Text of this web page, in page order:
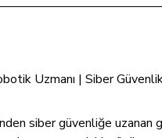
Uzmanı | Siber
siber güvenliğe uzanan